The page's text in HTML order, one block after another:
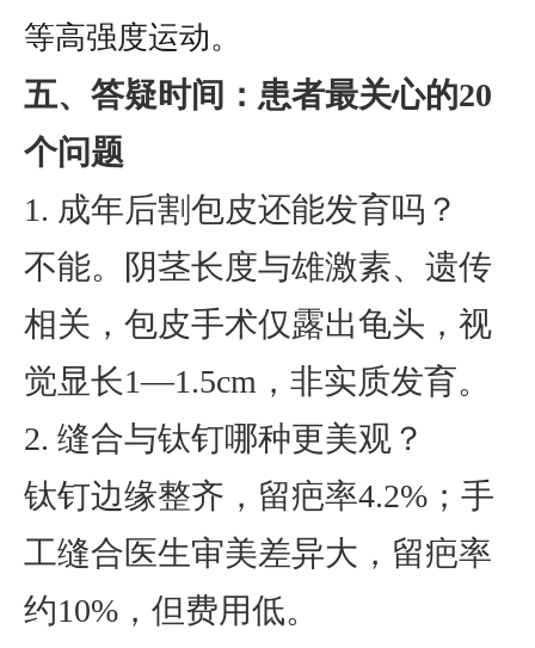
等高强度运动。
五、答疑时间：患者最关心的20
个问题
1. 成年后割包皮还能发育吗？
不能。阴茎长度与雄激素、遗传
相关，包皮手术仅露出龟头，视
觉显长1—1.5cm，非实质发育。
2. 缝合与钛钉哪种更美观？
钛钉边缘整齐，留疤率4.2%；手
工缝合医生审美差异大，留疤率
约10%，但费用低。